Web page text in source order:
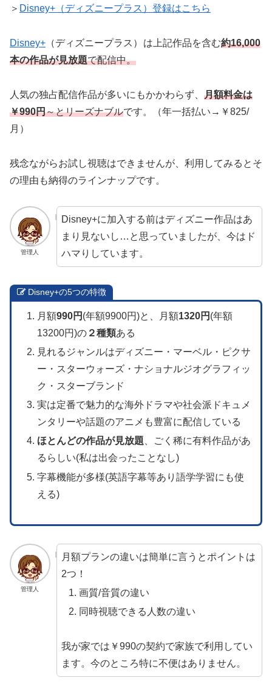
＞ Disney+（ディズニープラス）登録はこちら
Disney+ （ディズニープラス） は上記作品を含む約16,000
本の作品が見放題で配信中。
人気の独占配信作品が多いにもかかわらず、 月額料金は
￥990円～とリーズナブルです。（年一括払い→￥825/
月）
残念ながらお試し視聴はできませんが、利用してみるとそ
の理由も納得のラインナップです。
管理人
Disney+に加入する前はディズニー作品はあ
まり見ないし…と思っていましたが、今はド
ハマりしています。
Disney+の5つの特徴
月額990円 (年額9900円)と、月額1320円 (年額
13200円)の２種類ある
見れるジャンルはディズニー・マーベル・ピクサ
ー・スターウォーズ・ナショナルジオグラフィッ
ク・スターブランド
実は定番で魅力的な海外ドラマや社会派ドキュメ
ンタリーや話題のアニメも豊富に配信している
ほとんどの作品が見放題 、ごく稀に有料作品があ
るらしい(私は出会ったことなし)
字幕機能が多様(英語字幕等あり語学学習にも使
える)
管理人
月額プランの違いは簡単に言うとポイントは
2つ！
画質/音質の違い
同時視聴できる人数の違い
我が家では￥990の契約で家族で利用してい
ます。今のところ特に不便はありません。